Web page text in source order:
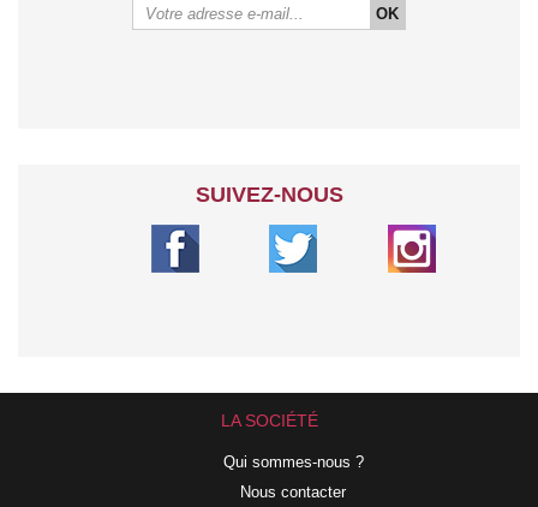
OK
SUIVEZ-NOUS
LA SOCIÉTÉ
Qui sommes-nous ?
Nous contacter